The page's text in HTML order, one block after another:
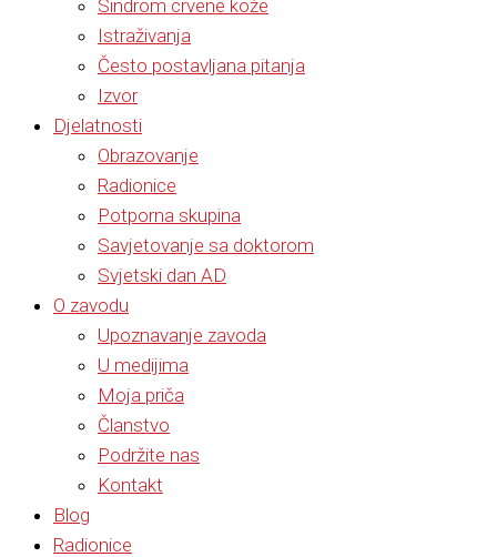
Sindrom crvene kože
Istraživanja
Često postavljana pitanja
Izvor
Djelatnosti
Obrazovanje
Radionice
Potporna skupina
Savjetovanje sa doktorom
Svjetski dan AD
O zavodu
Upoznavanje zavoda
U medijima
Moja priča
Članstvo
Podržite nas
Kontakt
Blog
Radionice